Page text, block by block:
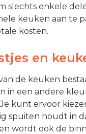
slechts enkele
keuken aan te
kosten.
en
de keuken
in een andere
Je kunt ervoor
spuiten houdt in
wordt ook de